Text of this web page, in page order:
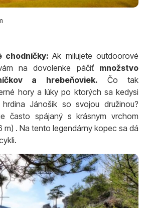
chodníčky:Ak milujete outdoorové
na dovolenke páčiť množstvo
a hrebeňoviek. Čo tak
hory a lúky po ktorých sa kedysi
Jánošík so svojou družinou?
často spájaný s krásnym vrchom
m) . Na tento legendárny kopec sa dá